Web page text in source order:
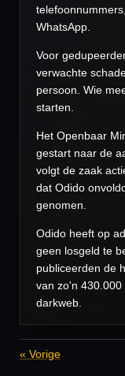
WhatsApp.
Voor
verwachte
persoon. Wie
starten.
Het Openbaar
gestart naar de
volgt de zaak
dat Odido
genomen.
Odido heeft op
geen losgeld te
publiceerden de
van zo'n
darkweb.
« Vorige